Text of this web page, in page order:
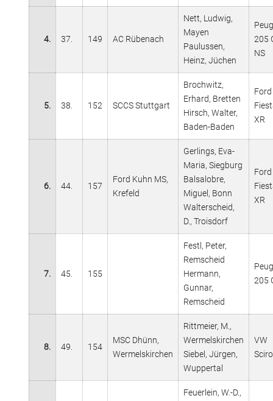
4. 37. 149 AC Rübenach
Nett, Ludwig,
Mayen
Paulussen,
Heinz, Jüchen
205
NS
5. 38. 152 SCCS Stuttgart
Brochwitz,
Erhard, Bretten
Hirsch, Walter,
Baden-Baden
Ford
XR
6. 44. 157
Ford Kuhn MS,
Krefeld
Gerlings, Eva-
Maria, Siegburg
Balsalobre,
Miguel, Bonn
Walterscheid,
D., Troisdorf
Ford
XR
7. 45. 155
Festl, Peter,
Remscheid
Hermann,
Gunnar,
Remscheid
205
8. 49. 154
MSC Dhünn,
Wermelskirchen
Rittmeier, M.,
Wermelskirchen
Siebel, Jürgen,
Wuppertal
VW
Feuerlein, W.-D.,